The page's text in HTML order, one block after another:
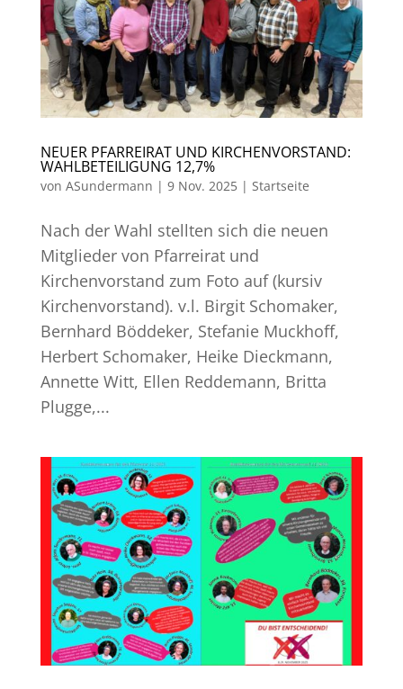
NEUER PFARREIRAT UND KIRCHENVORSTAND:
WAHLBETEILIGUNG 12,7%
von ASundermann | 9 Nov. 2025| Startseite
Nach der Wahl stellten sich die neuen
Mitglieder von Pfarreirat und
Kirchenvorstand zum Foto auf (kursiv
Kirchenvorstand). v.l. Birgit Schomaker,
Bernhard Böddeker, Stefanie Muckhoff,
Herbert Schomaker, Heike Dieckmann,
Annette Witt, Ellen Reddemann, Britta
Plugge,...